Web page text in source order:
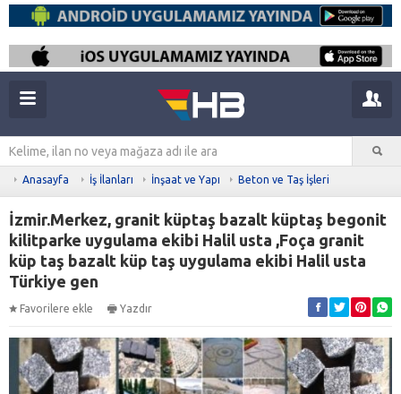
Anasayfa İş İlanları İnşaat ve Yapı Beton ve Taş İşleri
İzmir.Merkez, granit küptaş bazalt küptaş begonit
kilitparke uygulama ekibi Halil usta ,Foça granit
küp taş bazalt küp taş uygulama ekibi Halil usta
Türkiye gen
Favorilere ekle Yazdır